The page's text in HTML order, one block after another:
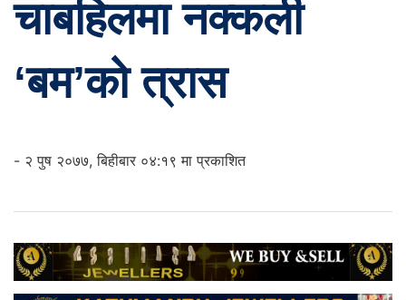
चाबहिलमा नक्कली
‘बम’को त्रास
- २ पुष २०७७, बिहीबार ०४:१९ मा प्रकाशित